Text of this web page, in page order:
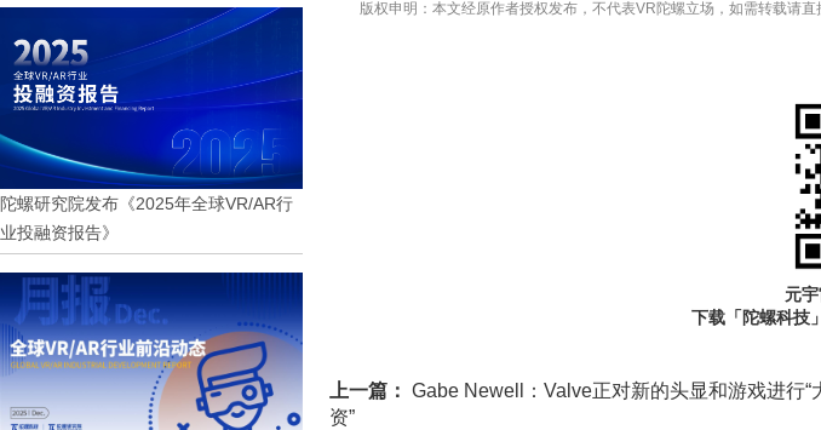
陀螺研究院发布《2025年全球VR/AR行
业投融资报告》
版权申明：本文经原作者授权发布，不代表VR陀螺立场，如需转载请直
元
下载「陀螺科技
上一篇： Gabe Newell：Valve正对新的头显和游戏进行“
资”